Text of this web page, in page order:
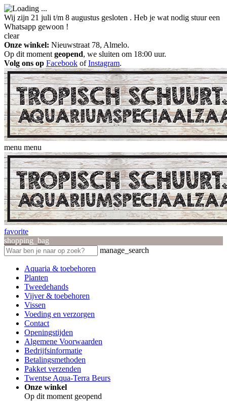
Wij zijn 21 juli t/m 8 augustus gesloten . Heb je wat nodig stuur een
Whatsapp gewoon !
clear
Onze winkel: Nieuwstraat 78, Almelo.
Op dit moment geopend, we sluiten om 18:00 uur.
Volg ons op Facebook ofInstagram.
menu menu
favorite
shopping_bag
manage_search
Aquaria & toebehoren
Planten
Tweedehands
Vijver & toebehoren
Vissen
Voeding en verzorgen
Contact
Openingstijden
Algemene Voorwaarden
Bedrijfsinformatie
Betalingsmethoden
Pakket verzenden
Twentse Aqua-Terra Beurs
Onze winkel
Op dit moment geopend